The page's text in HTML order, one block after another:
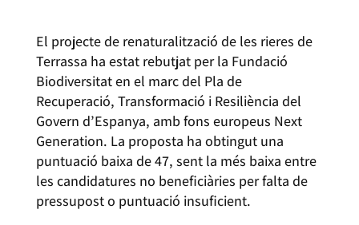
El projecte de renaturalització de les rieres de
Terrassa ha estat rebutjat per la Fundació
Biodiversitat en el marc del Pla de
Recuperació, Transformació i Resiliència del
Govern d’Espanya, amb fons europeus Next
Generation. La proposta ha obtingut una
puntuació baixa de 47, sent la més baixa entre
les candidatures no beneficiàries per falta de
pressupost o puntuació insuficient.